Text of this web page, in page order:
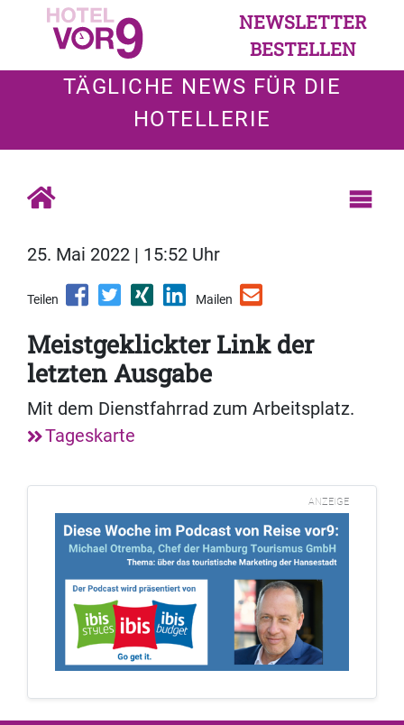
NEWSLETTER
BESTELLEN
TÄGLICHE NEWS FÜR DIE
HOTELLERIE
25. Mai 2022 | 15:52 Uhr
Teilen Mailen
Meistgeklickter Link der
letzten Ausgabe
Mit dem Dienstfahrrad zum Arbeitsplatz.
Tageskarte
ANZEIGE